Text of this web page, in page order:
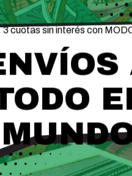
3 cuotas sin interés con